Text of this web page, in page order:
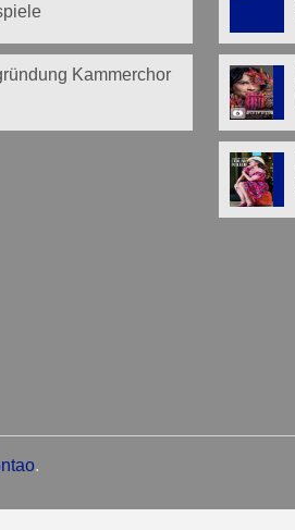
Kammerchor
.